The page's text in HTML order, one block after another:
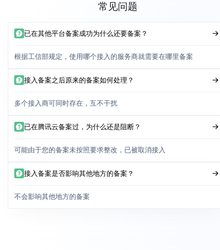
常见问题
已在其他平台备案成功为什么还要备案？
根据工信部规定，使用哪个接入的服务商就需要在哪里备案
接入备案之后原来的备案如何处理？
多个接入商可同时存在，互不干扰
已在腾讯云备案过，为什么还是阻断？
可能由于您的备案未按照要求整改，已被取消接入
接入备案是否影响其他地方的备案？
不会影响其他地方的备案